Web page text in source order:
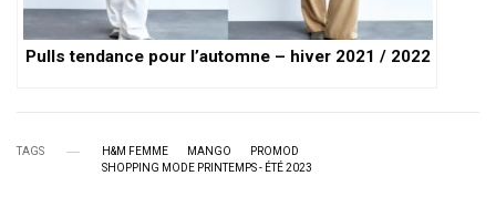
Pulls tendance pour l’automne – hiver 2021 / 2022
TAGS H&M FEMME MANGO
PROMOD
SHOPPING MODE PRINTEMPS - ÉTÉ 2023